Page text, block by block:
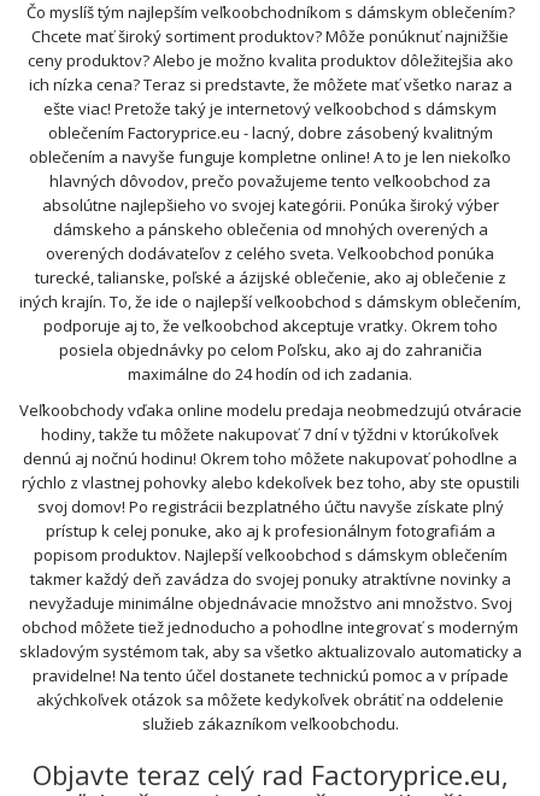
Čo myslíš tým najlepším veľkoobchodníkom s dámskym oblečením?
Chcete mať široký sortiment produktov? Môže ponúknuť najnižšie
ceny produktov? Alebo je možno kvalita produktov dôležitejšia ako
ich nízka cena? Teraz si predstavte, že môžete mať všetko naraz a
ešte viac! Pretože taký je internetový veľkoobchod s dámskym
oblečením Factoryprice.eu - lacný, dobre zásobený kvalitným
oblečením a navyše funguje kompletne online! A to je len niekoľko
hlavných dôvodov, prečo považujeme tento veľkoobchod za
absolútne najlepšieho vo svojej kategórii. Ponúka široký výber
dámskeho a pánskeho oblečenia od mnohých overených a
overených dodávateľov z celého sveta. Veľkoobchod ponúka
turecké, talianske, poľské a ázijské oblečenie, ako aj oblečenie z
iných krajín. To, že ide o najlepší veľkoobchod s dámskym oblečením,
podporuje aj to, že veľkoobchod akceptuje vratky. Okrem toho
posiela objednávky po celom Poľsku, ako aj do zahraničia
maximálne do 24 hodín od ich zadania.
Veľkoobchody vďaka online modelu predaja neobmedzujú otváracie
hodiny, takže tu môžete nakupovať 7 dní v týždni v ktorúkoľvek
dennú aj nočnú hodinu! Okrem toho môžete nakupovať pohodlne a
rýchlo z vlastnej pohovky alebo kdekoľvek bez toho, aby ste opustili
svoj domov! Po registrácii bezplatného účtu navyše získate plný
prístup k celej ponuke, ako aj k profesionálnym fotografiám a
popisom produktov. Najlepší veľkoobchod s dámskym oblečením
takmer každý deň zavádza do svojej ponuky atraktívne novinky a
nevyžaduje minimálne objednávacie množstvo ani množstvo. Svoj
obchod môžete tiež jednoducho a pohodlne integrovať s moderným
skladovým systémom tak, aby sa všetko aktualizovalo automaticky a
pravidelne! Na tento účel dostanete technickú pomoc a v prípade
akýchkoľvek otázok sa môžete kedykoľvek obrátiť na oddelenie
služieb zákazníkom veľkoobchodu.
Objavte teraz celý rad Factoryprice.eu,